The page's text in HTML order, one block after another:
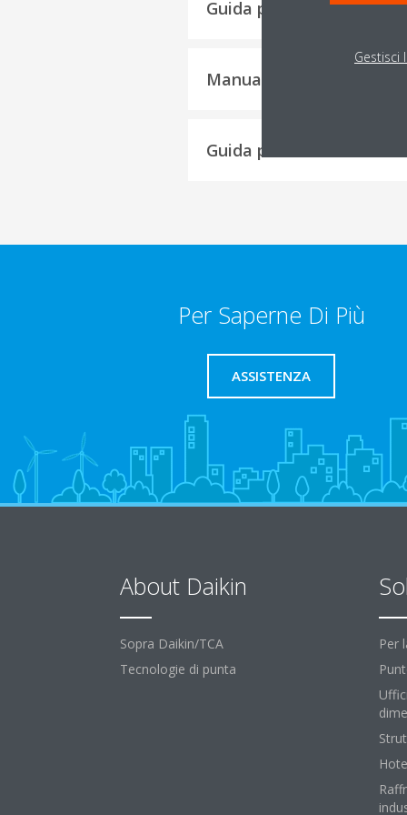
Guida per l'Installatore
Manuale Operativo
Guida per l'Utente Finale
Per Saperne Di Più
ASSISTENZA
About Daikin
Sopra Daikin/TCA
Tecnologie di punta
Per
Gestisci